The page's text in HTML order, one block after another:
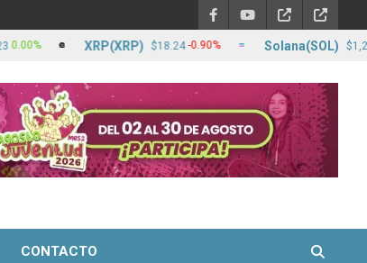
CONTACTO
XRP(XRP) $18.24 -0.90% Solana(SOL) $1,271.24